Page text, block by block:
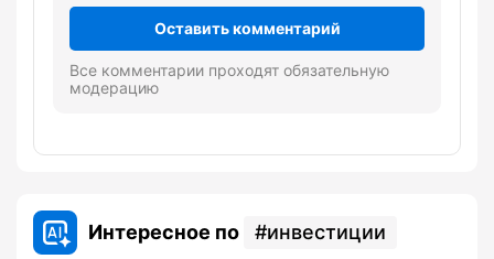
Оставить комментарий
Все комментарии проходят обязательную
модерацию
Интересное по инвестиции